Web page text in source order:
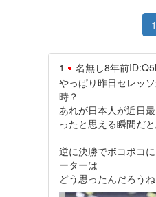
1
1 名無し8年前
やっぱり昨日セレッ
時？
あれが日本人が近日
ったと思える瞬間だ
逆に決勝でボコボコ
ーターは
どう思ったんだろう